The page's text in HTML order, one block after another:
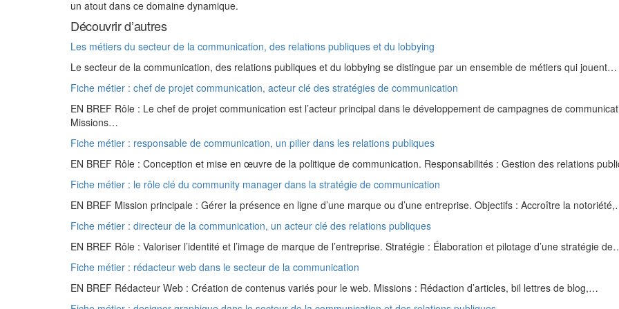
un atout dans ce domaine dynamique.
Découvrir d’autres
Les métiers du secteur de la communication, des relations publiques et du lobbying
Le secteur de la communication, des relations publiques et du lobbying se distingue par un ensemble de métiers qui jouent…
Fiche métier : chef de projet communication, acteur clé des stratégies de communication
EN BREF Rôle : Le chef de projet communication est l’acteur principal dans le développement de campagnes de
Missions…
Fiche métier : responsable de communication, un pilier dans les relations publiques
EN BREF Rôle : Conception et mise en œuvre de la politique de communication. Responsabilités : Gestion des relations
Fiche métier : le rôle clé du community manager dans la stratégie de communication
EN BREF Mission principale : Gérer la présence en ligne d’une marque ou d’une entreprise. Objectifs : Accroître la
Fiche métier : directeur de la communication, un acteur clé des relations publiques
EN BREF Rôle : Valoriser l’identité et l’image de marque de l’entreprise. Stratégie : Élaboration et pilotage d’une stratégie
Fiche métier : rédacteur web dans le secteur de la communication
EN BREF Rédacteur Web : Création de contenus variés pour le web. Missions : Rédaction d’articles, bil lettres de blog,…